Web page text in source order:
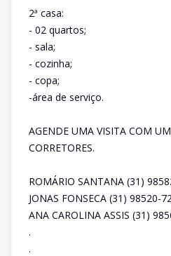
2ª casa:
- 02 quartos;
- sala;
- cozinha;
- copa;
-área de serviço.
AGENDE UMA VISITA COM
CORRETORES.
ROMÁRIO SANTANA (31)
JONAS FONSECA (31) 98520-
ANA CAROLINA ASSIS (31)
.
.